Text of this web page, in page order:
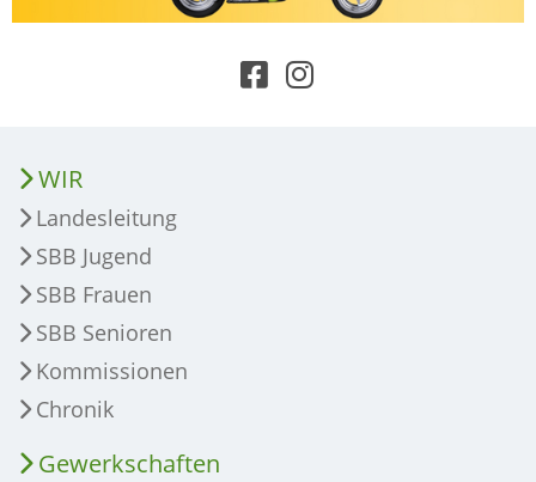
WIR
Landesleitung
SBB Jugend
SBB Frauen
SBB Senioren
Kommissionen
Chronik
Gewerkschaften